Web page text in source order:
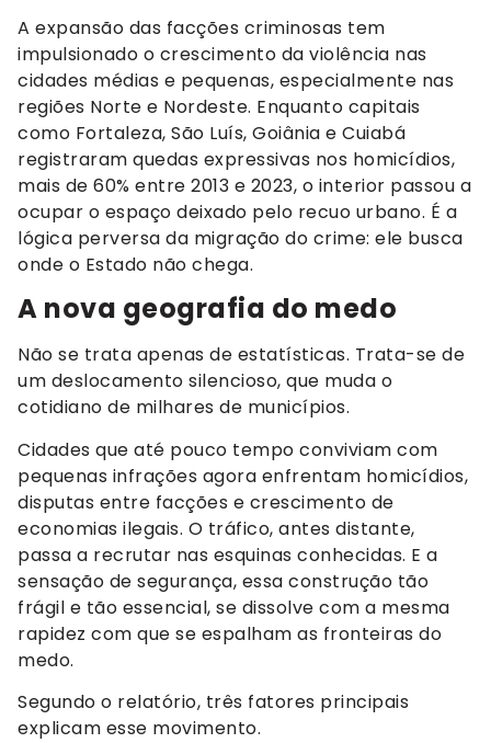
A expansão das facções criminosas tem
impulsionado o crescimento da violência nas
cidades médias e pequenas, especialmente nas
regiões Norte e Nordeste. Enquanto capitais
como Fortaleza, São Luís, Goiânia e Cuiabá
registraram quedas expressivas nos homicídios,
mais de 60% entre 2013 e 2023, o interior passou a
ocupar o espaço deixado pelo recuo urbano. É a
lógica perversa da migração do crime: ele busca
onde o Estado não chega.
A nova geografia do medo
Não se trata apenas de estatísticas. Trata-se de
um deslocamento silencioso, que muda o
cotidiano de milhares de municípios.
Cidades que até pouco tempo conviviam com
pequenas infrações agora enfrentam homicídios,
disputas entre facções e crescimento de
economias ilegais. O tráfico, antes distante,
passa a recrutar nas esquinas conhecidas. E a
sensação de segurança, essa construção tão
frágil e tão essencial, se dissolve com a mesma
rapidez com que se espalham as fronteiras do
medo.
Segundo o relatório, três fatores principais
explicam esse movimento.